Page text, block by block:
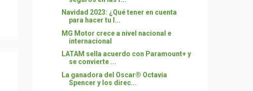
Navidad 2023: ¿Qué tener en cuenta
para hacer tu l...
MG Motor crece a nivel nacional e
internacional
LATAM sella acuerdo con Paramount+ y
se convierte ...
La ganadora del Oscar® Octavia
Spencer y los direc...